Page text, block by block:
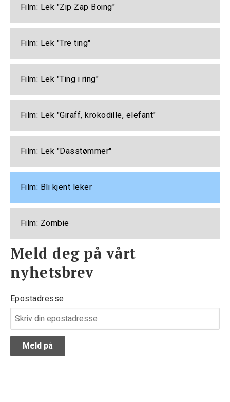
Film: Lek "Zip Zap Boing"
Film: Lek "Tre ting"
Film: Lek "Ting i ring"
Film: Lek "Giraff, krokodille, elefant"
Film: Lek "Dasstømmer"
Film: Bli kjent leker
Film: Zombie
Meld deg på vårt
nyhetsbrev
Epostadresse